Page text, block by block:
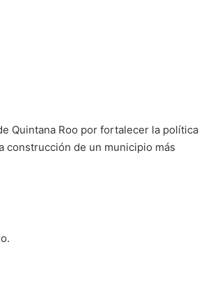
Quintana Roo por fortalecer la política
construcción de un municipio más